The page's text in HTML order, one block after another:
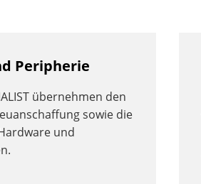
Peripherie
übernehmen den
sowie die
und